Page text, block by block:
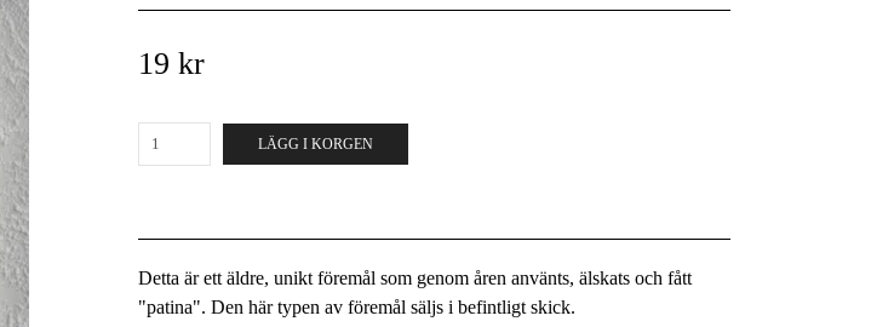
19 kr
LÄGG I KORGEN
Detta är ett äldre, unikt föremål som genom åren använts, älskats och fått
"patina". Den här typen av föremål säljs i befintligt skick.